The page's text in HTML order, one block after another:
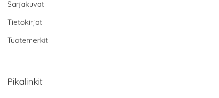
Sarjakuvat
Tietokirjat
Tuotemerkit
Pikalinkit